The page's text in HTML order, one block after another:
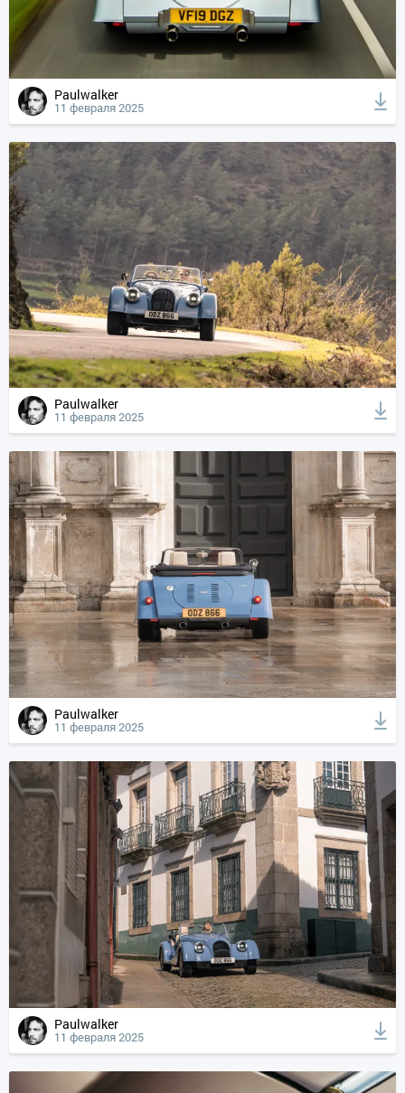
Paulwalker
11 февраля 2025
Paulwalker
11 февраля 2025
Paulwalker
11 февраля 2025
Paulwalker
11 февраля 2025